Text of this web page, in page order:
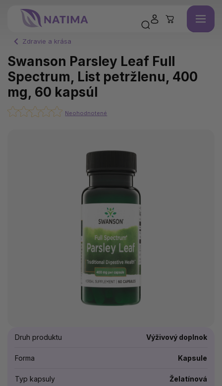
Zdravie a krása
Swanson Parsley Leaf Full
Spectrum, List petržlenu, 400
mg, 60 kapsúl
Neohodnotené
Druh produktu Výživový doplnok
Forma Kapsule
Typ kapsuly Želatínová